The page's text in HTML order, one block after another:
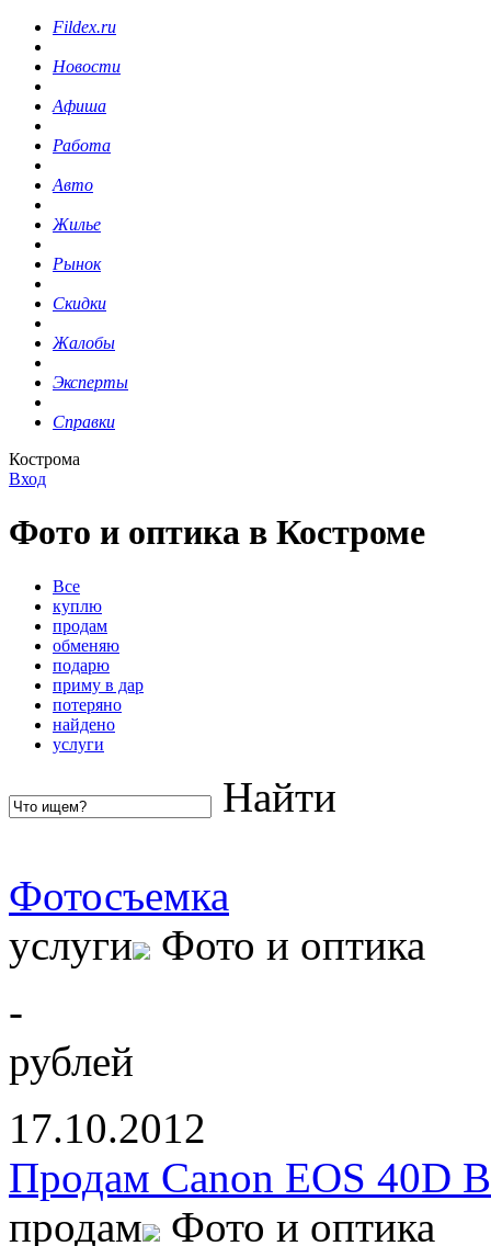
Fildex.ru
Новости
Афиша
Работа
Авто
Жилье
Рынок
Скидки
Жалобы
Эксперты
Справки
Кострома
Вход
Фото и оптика в Костроме
Все
куплю
продам
обменяю
подарю
приму в дар
потеряно
найдено
услуги
Найти
Фотосъемка
услуги
Фото и оптика
-
рублей
17.10.2012
Продам Canon EOS 40D
продам
Фото и оптика